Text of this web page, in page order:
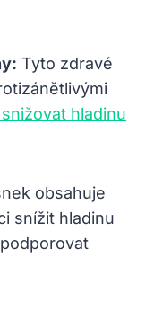
Tyto zdravé
hladinu
obsahuje
snížit hladinu